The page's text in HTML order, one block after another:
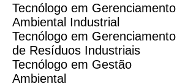
Tecnólogo em Gerenciamento
Ambiental Industrial
Tecnólogo em Gerenciamento
de Resíduos Industriais
Tecnólogo em Gestão
Ambiental